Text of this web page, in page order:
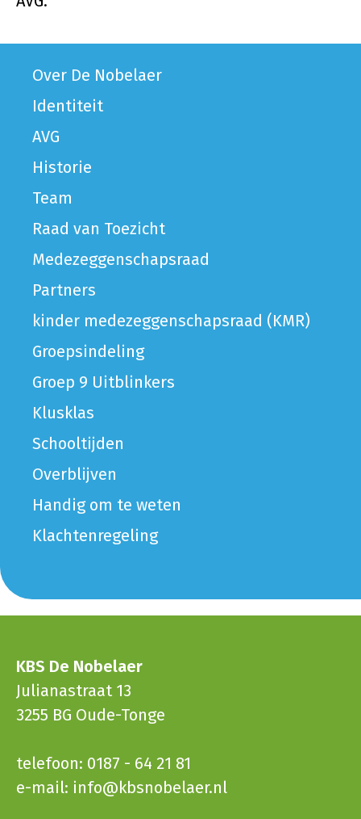
Over De Nobelaer
Identiteit
AVG
Historie
Team
Raad van Toezicht
Medezeggenschapsraad
Partners
kinder medezeggenschapsraad (KMR)
Groepsindeling
Groep 9 Uitblinkers
Klusklas
Schooltijden
Overblijven
Handig om te weten
Klachtenregeling
KBS De Nobelaer
Julianastraat 13
3255 BG Oude-Tonge
telefoon: 0187 - 64 21 81
e-mail: info@kbsnobelaer.nl